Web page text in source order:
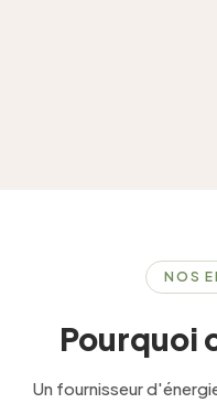
NOS
Pourquoi
Un fournisseur